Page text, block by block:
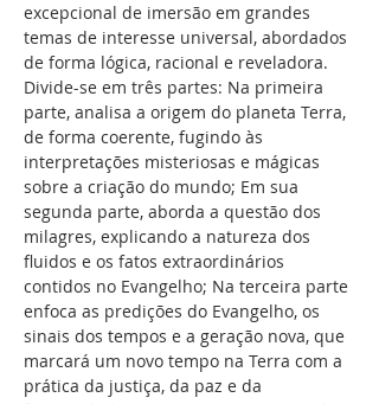
excepcional de imersão em grandes
temas de interesse universal, abordados
de forma lógica, racional e reveladora.
Divide-se em três partes: Na primeira
parte, analisa a origem do planeta Terra,
de forma coerente, fugindo às
interpretações misteriosas e mágicas
sobre a criação do mundo; Em sua
segunda parte, aborda a questão dos
milagres, explicando a natureza dos
fluidos e os fatos extraordinários
contidos no Evangelho; Na terceira parte
enfoca as predições do Evangelho, os
sinais dos tempos e a geração nova, que
marcará um novo tempo na Terra com a
prática da justiça, da paz e da